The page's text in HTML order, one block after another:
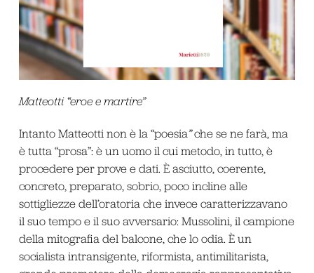
Matteotti “eroe e martire”
Intanto Matteotti non è la “poesia”che se ne farà, ma
è tutta “prosa”: è un uomo il cui metodo, in tutto, è
procedere per prove e dati. È asciutto, coerente,
concreto, preparato, sobrio, poco incline alle
sottigliezze dell’oratoria che invece caratterizzavano
il suo tempo e il suo avversario: Mussolini, il campione
della mitografia del balcone, che lo odia. È un
socialista intransigente, riformista, antimilitarista,